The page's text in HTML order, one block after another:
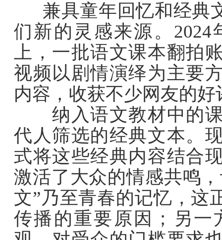
兼具童年回忆和经典
们新的灵感来源。
上，一批语文课本翻拍
视频以剧情演绎为主要
内容，收获不少网友的好
纳入语文教材中的课
代人筛选的经典文本。
式将这些经典内容结合
激活了大众的情感共鸣
文”乃至青春的记忆，这
传播的重要原因；另一